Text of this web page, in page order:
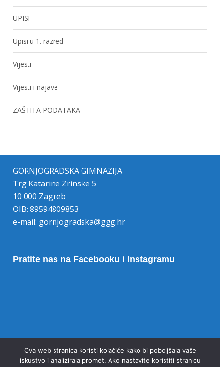
UPISI
Upisi u 1. razred
Vijesti
Vijesti i najave
ZAŠTITA PODATAKA
GORNJOGRADSKA GIMNAZIJA
Trg Katarine Zrinske 5
10 000 Zagreb
OIB: 89594809853
e-mail: gornjogradska@ggg.hr
Pratite nas na Facebooku i Instagramu
Ova web stranica koristi kolačiće kako bi poboljšala vaše
iskustvo i analizirala promet. Ako nastavite koristiti stranicu